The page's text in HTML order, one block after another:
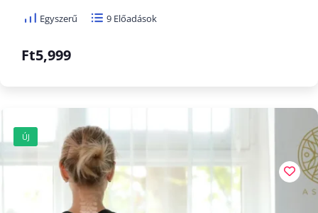
Egyszerű 9 Előadások
Ft5,999
ÚJ